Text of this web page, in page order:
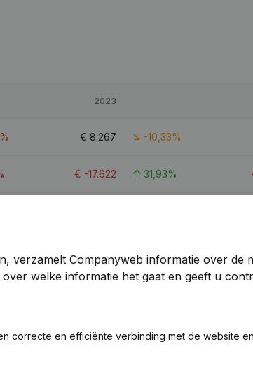
2023
€ 8.267 -10,33%
€ -17.622 31,93%
verzamelt Companyweb informatie over de
welke informatie het gaat en geeft u
correcte en efficiënte verbinding met de website en